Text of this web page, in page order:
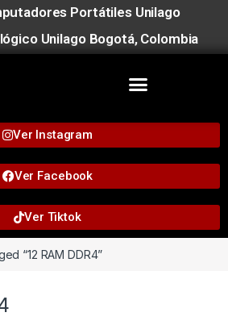
Portátiles Unilago
Unilago Bogotá, Colombia
Ver Instagram
Ver Facebook
Ver Tiktok
“12 RAM DDR4”